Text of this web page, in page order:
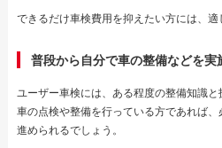
できるだけ車検費用を抑えたい方には、適
普段から自分で車の整備などを実
ユーザー車検には、ある程度の整備知識
車の点検や整備を行っている方であれば
進められるでしょう。